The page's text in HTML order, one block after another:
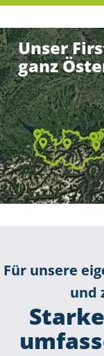
Unser
ganz
Für unsere
und